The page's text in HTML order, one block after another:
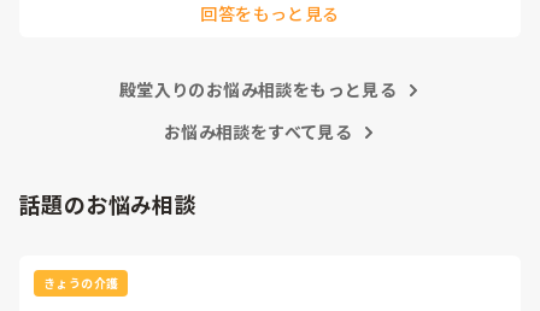
回答をもっと見る
殿堂入りのお悩み相談をもっと見る
お悩み相談をすべて見る
話題のお悩み相談
きょうの介護